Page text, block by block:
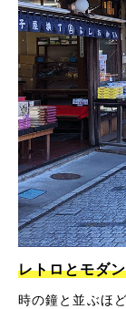
レトロとモダ
時の鐘と並ぶほ